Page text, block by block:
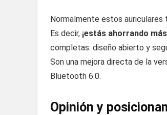
Normalmente estos auriculares
Es decir, ¡estás ahorrando
completas: diseño abierto y
Son una mejora directa de la
Bluetooth 6.0.
Opinión y